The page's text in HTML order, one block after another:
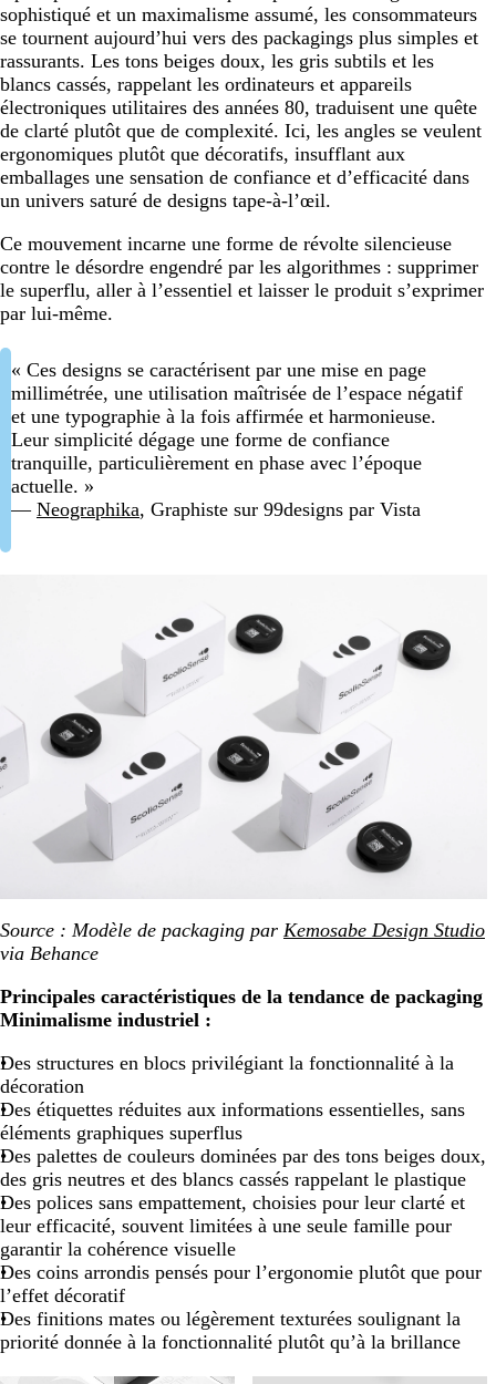
sophistiqué et un maximalisme assumé, les consommateurs
se tournent aujourd’hui vers des packagings plus simples et
rassurants. Les tons beiges doux, les gris subtils et les
blancs cassés, rappelant les ordinateurs et appareils
électroniques utilitaires des années 80, traduisent une quête
de clarté plutôt que de complexité. Ici, les angles se veulent
ergonomiques plutôt que décoratifs, insufflant aux
emballages une sensation de confiance et d’efficacité dans
un univers saturé de designs tape-à-l’œil.
Ce mouvement incarne une forme de révolte silencieuse
contre le désordre engendré par les algorithmes : supprimer
le superflu, aller à l’essentiel et laisser le produit s’exprimer
par lui-même.
« Ces designs se caractérisent par une mise en page
millimétrée, une utilisation maîtrisée de l’espace négatif
et une typographie à la fois affirmée et harmonieuse.
Leur simplicité dégage une forme de confiance
tranquille, particulièrement en phase avec l’époque
actuelle. »
— Neographika, Graphiste sur 99designs par Vista
Source : Modèle de packaging par Kemosabe Design Studio
via Behance
Principales caractéristiques de la tendance de packaging
Minimalisme industriel :
Des structures en blocs privilégiant la fonctionnalité à la
décoration
Des étiquettes réduites aux informations essentielles, sans
éléments graphiques superflus
Des palettes de couleurs dominées par des tons beiges doux,
des gris neutres et des blancs cassés rappelant le plastique
Des polices sans empattement, choisies pour leur clarté et
leur efficacité, souvent limitées à une seule famille pour
garantir la cohérence visuelle
Des coins arrondis pensés pour l’ergonomie plutôt que pour
l’effet décoratif
Des finitions mates ou légèrement texturées soulignant la
priorité donnée à la fonctionnalité plutôt qu’à la brillance